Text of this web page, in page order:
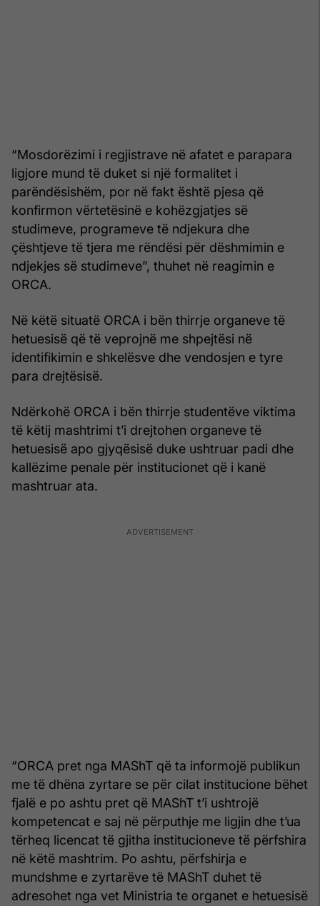
“Mosdorëzimi i regjistrave në afatet e parapara
ligjore mund të duket si një formalitet i
parëndësishëm, por në fakt është pjesa që
konfirmon vërtetësinë e kohëzgjatjes së
studimeve, programeve të ndjekura dhe
çështjeve të tjera me rëndësi për dëshmimin e
ndjekjes së studimeve”, thuhet në reagimin e
ORCA.
Në këtë situatë ORCA i bën thirrje organeve të
hetuesisë që të veprojnë me shpejtësi në
identifikimin e shkelësve dhe vendosjen e tyre
para drejtësisë.
Ndërkohë ORCA i bën thirrje studentëve viktima
të këtij mashtrimi t’i drejtohen organeve të
hetuesisë apo gjyqësisë duke ushtruar padi dhe
kallëzime penale për institucionet që i kanë
mashtruar ata.
“ORCA pret nga MAShT që ta informojë publikun
me të dhëna zyrtare se për cilat institucione bëhet
fjalë e po ashtu pret që MAShT t’i ushtrojë
kompetencat e saj në përputhje me ligjin dhe t’ua
tërheq licencat të gjitha institucioneve të përfshira
në këtë mashtrim. Po ashtu, përfshirja e
mundshme e zyrtarëve të MAShT duhet të
adresohet nga vet Ministria te organet e hetuesisë